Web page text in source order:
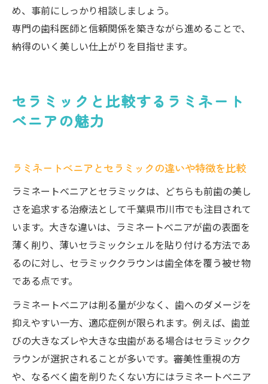
め、事前にしっかり相談しましょう。
専門の歯科医師と信頼関係を築きながら進めることで、
納得のいく美しい仕上がりを目指せます。
セラミックと比較するラミネート
べニアの魅力
ラミネートべニアとセラミックの違いや特徴を比較
ラミネートべニアとセラミックは、どちらも前歯の美し
さを追求する治療法として千葉県市川市でも注目されて
います。大きな違いは、ラミネートべニアが歯の表面を
薄く削り、薄いセラミックシェルを貼り付ける方法であ
るのに対し、セラミッククラウンは歯全体を覆う被せ物
である点です。
ラミネートべニアは削る量が少なく、歯へのダメージを
抑えやすい一方、適応症例が限られます。例えば、歯並
びの大きなズレや大きな虫歯がある場合はセラミックク
ラウンが選択されることが多いです。審美性重視の方
や、なるべく歯を削りたくない方にはラミネートべニア